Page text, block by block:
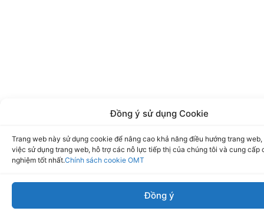
Đồng ý sử dụng Cookie
Trang web này sử dụng cookie để nâng cao khả năng điều hướng trang
việc sử dụng trang web, hỗ trợ các nỗ lực tiếp thị của chúng tôi và cung cấp
nghiệm tốt nhất.Chính sách cookie OMT
Đồng ý